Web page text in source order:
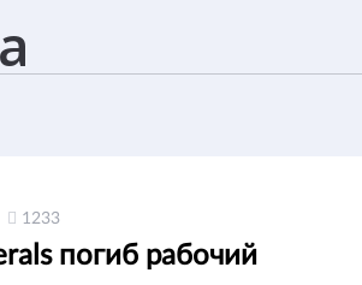
1233
погиб рабочий